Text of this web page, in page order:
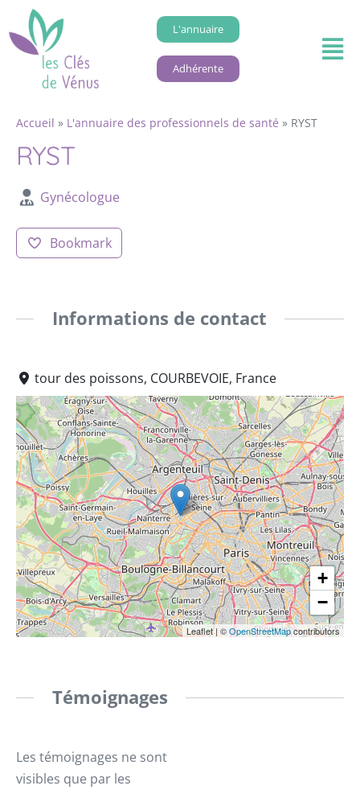
L'annuaire
Adhérente
Accueil » L'annuaire des professionnels de santé » RYST
RYST
Gynécologue
Bookmark
Informations de contact
tour des poissons, COURBEVOIE, France
+
−
Leaflet| ©OpenStreetMapcontributors
Témoignages
Les témoignages ne sont
visibles que par les